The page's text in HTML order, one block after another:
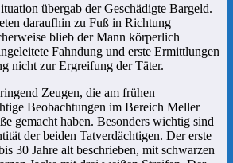
übergab der Geschädigte Bargeld.
daraufhin zu Fuß in Richtung
blieb der Mann körperlich
Fahndung und erste Ermittlungen
nicht zur Ergreifung der Täter.
Zeugen, die am frühen
Beobachtungen im Bereich Meller
gemacht haben. Besonders wichtig sind
der beiden Tatverdächtigen. Der erste
30 Jahre alt beschrieben, mit schwarzen